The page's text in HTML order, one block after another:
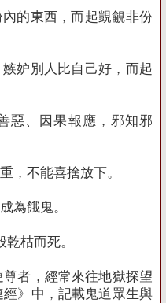
的東西，而起覬覦非份
妒別人比自己好，而起
惡、因果報應，邪知邪
，不能喜捨放下。
為餓鬼。
枯而死。
者，經常來往地獄探望
》中，記載鬼道眾生與